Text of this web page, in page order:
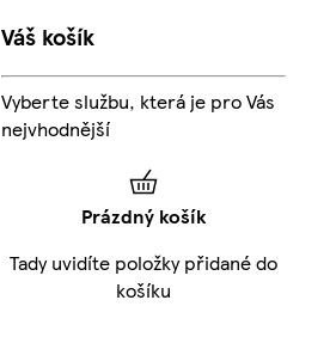
Váš košík
Vyberte službu, která je pro Vás
nejvhodnější
Prázdný košík
Tady uvidíte položky přidané do
košíku